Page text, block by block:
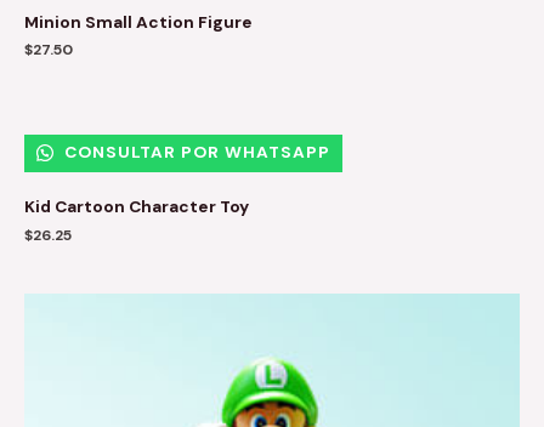
Minion Small Action Figure
$27.50
CONSULTAR POR WHATSAPP
Kid Cartoon Character Toy
$26.25